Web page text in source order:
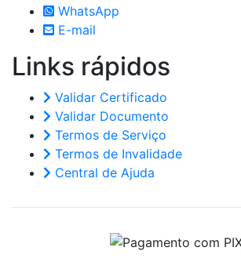
WhatsApp
E-mail
Links rápidos
Validar Certificado
Validar Documento
Termos de Serviço
Termos de Invalidade
Central de Ajuda